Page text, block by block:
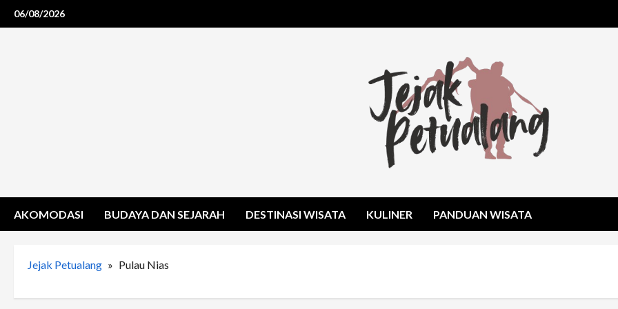
Skip
to
06/08/2026
AKOMODASI BUDAYA DAN SEJARAH DESTINASI WISATA KULINER PANDUAN WISATA
Jejak Petualang » Pulau Nias